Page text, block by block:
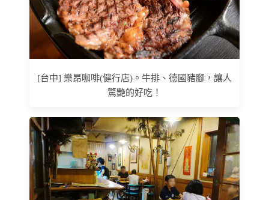
[台中] 樂昂咖啡(健行店)。牛排、德國豬腳，讓人
驚艷的好吃！